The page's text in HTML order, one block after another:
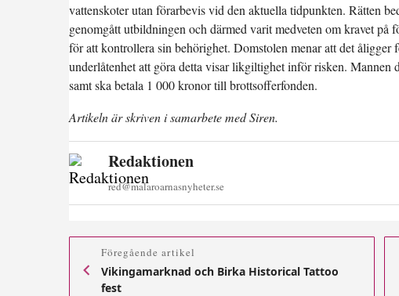
vattenskoter utan förarbevis vid den aktuella tidpunkten. Rätten
genomgått utbildningen och därmed varit medveten om kravet
för att kontrollera sin behörighet. Domstolen menar att det åligger
underlåtenhet att göra detta visar likgiltighet inför risken.
samt ska betala 1 000 kronor till brottsofferfonden.
Artikeln är skriven i samarbete med Siren.
Redaktionen
red@malaroarnasnyheter.se
Föregående artikel
Vikingamarknad och Birka Historical Tattoo
fest